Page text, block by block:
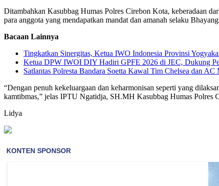
Ditambahkan Kasubbag Humas Polres Cirebon Kota, keberadaan
para anggota yang mendapatkan mandat dan amanah selaku
Bacaan Lainnya
Tingkatkan Sinergitas, Ketua IWO Indonesia Provinsi
Ketua DPW IWOI DIY Hadiri GPFE 2026 di JEC, Dukung
Satlantas Polresta Bandara Soetta Kawal Tim Chelsea dan
“Dengan penuh kekeluargaan dan keharmonisan seperti yang
kamtibmas,” jelas IPTU Ngatidja, SH.MH Kasubbag Humas Polres
Lidya